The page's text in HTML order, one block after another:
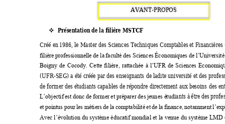
❖ Présentation de la filière MSTCF
Créé en 1986, le Master des Sciences Techniques Comptables et
filière professionnelle de la faculté des Sciences Économiques de
Boigny de Cocody. Cette filière, rattachée à l’UFR de Sciences Economiq
(UFR-SEG) a été créée par des enseignants de ladite université et des
de former des étudiants capables de répondre directement aux besoins des
L’objectif est donc de former et préparer des jeunes étudiants à être des
et pointus pour les métiers de la comptabilité et de la finance, notamment
Avec l’évolution du système éducatif mondial et la venue du système LMD
AVANT-PROPOS